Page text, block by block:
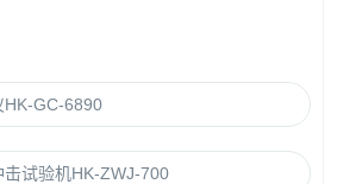
HK-GC-6890
击试验机HK-ZWJ-700